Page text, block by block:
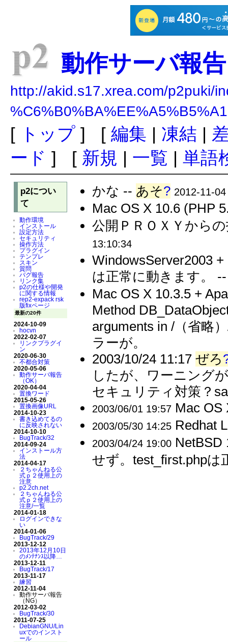
動作サーバ報
http://akid.s17.xrea.com/p2puki/
[ トップ] [ 編集 | 凍結 |
ード ] [ 新規 | 一覧 | 単語
p2につい
て
動作環境
インストール
設定方法
セキュリティ
操作方法
プラグイン
テンプレ
スキン
質問
バグ報告
リンク集
p2の仕様や開発
に関する情報
rep2-expack rsk
版fixページ
最新の20件
2024-10-09
hocvn
2022-02-07
リンクプラグイ
ン
2020-06-30
不都合対策
2020-05-06
動作サーバ報告
（OK）
2020-04-04
置換ワード
2015-05-26
置換画像URL
2014-10-23
書き込めてるの
に反映されない
2014-10-10
BugTrack/32
2014-09-24
インストール方
法
2014-04-17
２ちゃんねる公
式ｐ２使用上の
注意
p2.2ch.net
２ちゃんねる公
式ｐ２使用上の
注意/一覧
2014-01-18
ログインできな
い
2014-01-06
BugTrack/29
2013-12-12
2013年12月10日
のﾒﾝﾃﾅﾝｽ以降…
2013-12-11
BugTrack/17
2013-11-17
練習
2012-11-04
動作サーバ報告
（NG）
2012-03-02
BugTrack/30
2011-07-25
DebianGNU/Lin
uxでのインスト
ール
かな -- あそ? 2012-11-
Mac OS X 10.6 (PHP
公開ＰＲＯＸＹから
13:10:34
WindowsServer2003
は正常に動きます。
Mac OS X 10.3.5 +
Method
arguments in /（省略
ラーが。
2003/10/24 11:17ぜろ
したが、ワーニング
セキュリティ対策？
2003/06/01 19:57 Mac OS
2003/05/30 14:25 Redhat
2003/04/24 19:00 NetBSD
せず。test_first.php